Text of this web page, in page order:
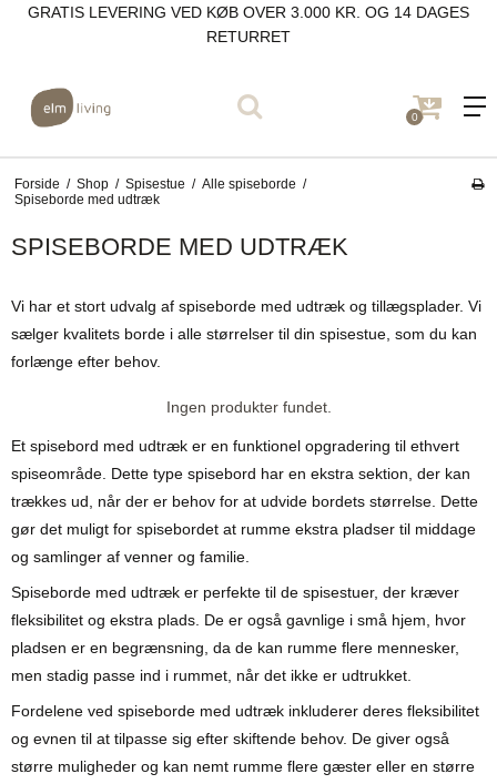
GRATIS LEVERING VED KØB OVER 3.000 KR. OG 14 DAGES
RETURRET
0
Forside / Shop / Spisestue / Alle spiseborde /
Spiseborde med udtræk
SPISEBORDE MED UDTRÆK
Vi har et stort udvalg af spiseborde med udtræk og tillægsplader. Vi
sælger kvalitets borde i alle størrelser til din spisestue, som du kan
forlænge efter behov.
Ingen produkter fundet.
Et spisebord med udtræk er en funktionel opgradering til ethvert
spiseområde. Dette type spisebord har en ekstra sektion, der kan
trækkes ud, når der er behov for at udvide bordets størrelse. Dette
gør det muligt for spisebordet at rumme ekstra pladser til middage
og samlinger af venner og familie.
Spiseborde med udtræk er perfekte til de spisestuer, der kræver
fleksibilitet og ekstra plads. De er også gavnlige i små hjem, hvor
pladsen er en begrænsning, da de kan rumme flere mennesker,
men stadig passe ind i rummet, når det ikke er udtrukket.
Fordelene ved spiseborde med udtræk inkluderer deres fleksibilitet
og evnen til at tilpasse sig efter skiftende behov. De giver også
større muligheder og kan nemt rumme flere gæster eller en større